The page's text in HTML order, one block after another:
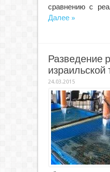
сравнению с
Далее »
Разведение
израильской
24.03.2015